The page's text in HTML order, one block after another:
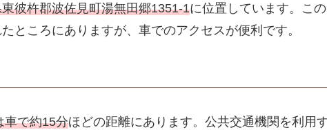
彼杵郡波佐見町湯無田郷1351-1に位置しています。この
ところにありますが、車でのアクセスが便利です。
車で約15分ほどの距離にあります。公共交通機関を利用